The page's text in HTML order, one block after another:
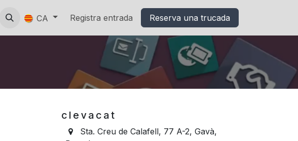
CA Registra entrada Reserva una trucada
c l e v a c a t
Sta. Creu de Calafell, 77 A-2, Gavà,